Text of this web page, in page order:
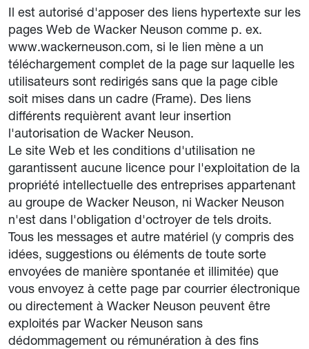
Il est autorisé d'apposer des liens hypertexte sur les
pages Web de Wacker Neuson comme p. ex.
www.wackerneuson.com, si le lien mène a un
téléchargement complet de la page sur laquelle les
utilisateurs sont redirigés sans que la page cible
soit mises dans un cadre (Frame). Des liens
différents requièrent avant leur insertion
l'autorisation de Wacker Neuson.
Le site Web et les conditions d'utilisation ne
garantissent aucune licence pour l'exploitation de la
propriété intellectuelle des entreprises appartenant
au groupe de Wacker Neuson, ni Wacker Neuson
n'est dans l'obligation d'octroyer de tels droits.
Tous les messages et autre matériel (y compris des
idées, suggestions ou éléments de toute sorte
envoyées de manière spontanée et illimitée) que
vous envoyez à cette page par courrier électronique
ou directement à Wacker Neuson peuvent être
exploités par Wacker Neuson sans
dédommagement ou rémunération à des fins